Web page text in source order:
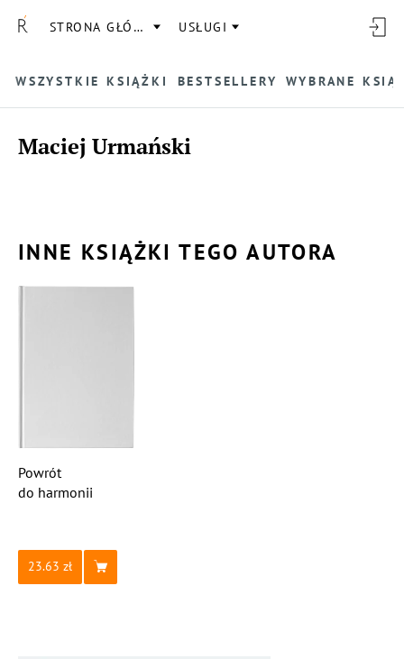
STRONA GŁÓWNA USŁUGI
WSZYSTKIE KSIĄŻKI BESTSELLERY WYBRANE
Maciej Urmański
INNE KSIĄŻKI TEGO AUTORA
Powrót
do harmonii
23.63